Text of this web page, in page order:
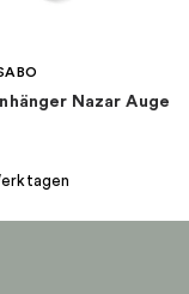
Nazar Auge